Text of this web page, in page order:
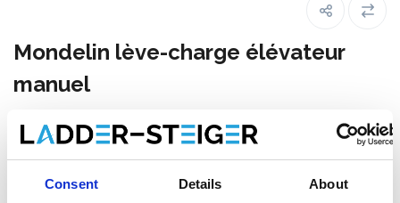
Consent Details About
Mondelin lève-charge élévateur
manuel
€785,29 €821,59 TTC
mëme est possible a Zevenaar (NL) ou Maaseik (BE)